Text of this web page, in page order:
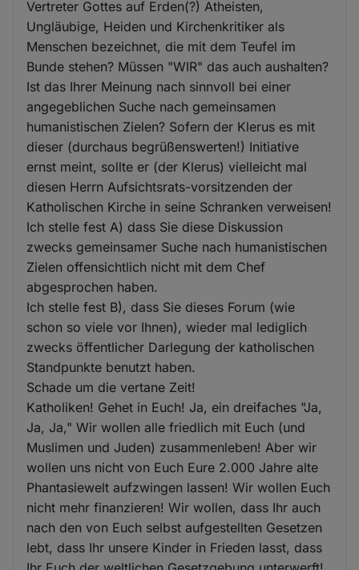
Vertreter Gottes auf Erden(?) Atheisten,
Ungläubige, Heiden und Kirchenkritiker als
Menschen bezeichnet, die mit dem Teufel im
Bunde stehen? Müssen "WIR" das auch aushalten?
Ist das Ihrer Meinung nach sinnvoll bei einer
angegeblichen Suche nach gemeinsamen
humanistischen Zielen? Sofern der Klerus es mit
dieser (durchaus begrüßenswerten!) Initiative
ernst meint, sollte er (der Klerus) vielleicht mal
diesen Herrn Aufsichtsrats-vorsitzenden der
Katholischen Kirche in seine Schranken verweisen!
Ich stelle fest A) dass Sie diese Diskussion
zwecks gemeinsamer Suche nach humanistischen
Zielen offensichtlich nicht mit dem Chef
abgesprochen haben.
Ich stelle fest B), dass Sie dieses Forum (wie
schon so viele vor Ihnen), wieder mal lediglich
zwecks öffentlicher Darlegung der katholischen
Standpunkte benutzt haben.
Schade um die vertane Zeit!
Katholiken! Gehet in Euch! Ja, ein dreifaches "Ja,
Ja, Ja," Wir wollen alle friedlich mit Euch (und
Muslimen und Juden) zusammenleben! Aber wir
wollen uns nicht von Euch Eure 2.000 Jahre alte
Phantasiewelt aufzwingen lassen! Wir wollen Euch
nicht mehr finanzieren! Wir wollen, dass Ihr auch
nach den von Euch selbst aufgestellten Gesetzen
lebt, dass Ihr unsere Kinder in Frieden lasst, dass